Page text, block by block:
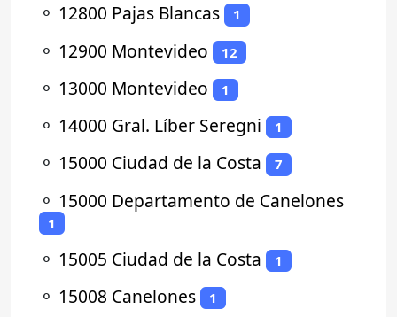
⚬ 12800 Pajas Blancas 1
⚬ 12900 Montevideo 12
⚬ 13000 Montevideo 1
⚬ 14000 Gral. Líber Seregni 1
⚬ 15000 Ciudad de la Costa 7
⚬ 15000 Departamento de Canelones
1
⚬ 15005 Ciudad de la Costa 1
⚬ 15008 Canelones 1